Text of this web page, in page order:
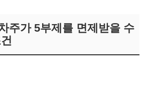
주가 5부제를 면제받을 수